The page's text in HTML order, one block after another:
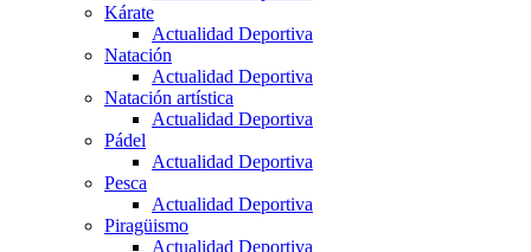
Kárate
Actualidad Deportiva
Natación
Actualidad Deportiva
Natación artística
Actualidad Deportiva
Pádel
Actualidad Deportiva
Pesca
Actualidad Deportiva
Piragüismo
Actualidad Deportiva